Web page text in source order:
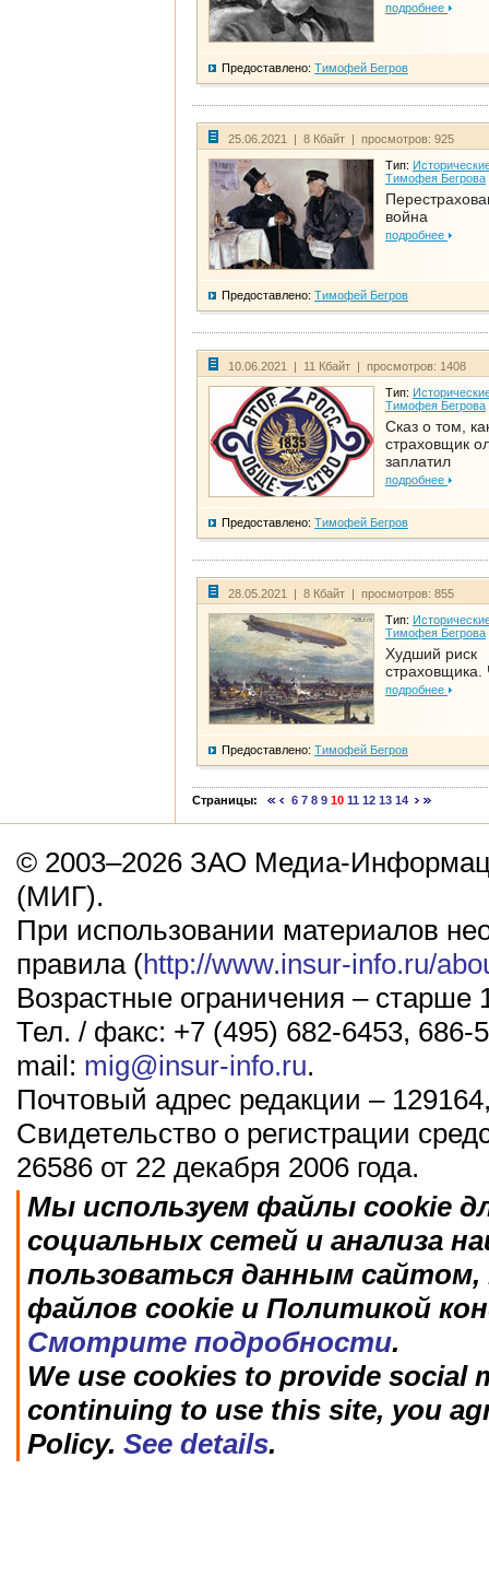
подробнее
Предоставлено: Тимофей Бегров
25.06.2021 | 8 Кбайт | просмотров: 925
Тип:
Тимофея Бегрова
война
подробнее
Предоставлено: Тимофей Бегров
10.06.2021 | 11 Кбайт | просмотров: 1408
Тип:
Тимофея Бегрова
Сказ о том,
страховщик
заплатил
подробнее
Предоставлено: Тимофей Бегров
28.05.2021 | 8 Кбайт | просмотров: 855
Тип:
Тимофея Бегрова
Худший риск
страховщика.
подробнее
Предоставлено: Тимофей Бегров
Страницы: 6 7 8 9 10 11 12 13 14
© 2003–2026 ЗАО Медиа-
(МИГ).
При использовании материалов
правила (http://www.insur-info.ru/
Возрастные ограничения – старше
Тел. / факс: +7 (495) 682-6453, 686-
mail: mig@insur-info.ru.
Почтовый адрес редакции –
Свидетельство о регистрации
26586 от 22 декабря 2006 года.
Мы используем файлы cookie
социальных сетей и анализа
пользоваться данным
файлов cookie и Политикой
Смотрите подробности.
We use cookies to provide social
continuing to use this site, you
Policy. See details.